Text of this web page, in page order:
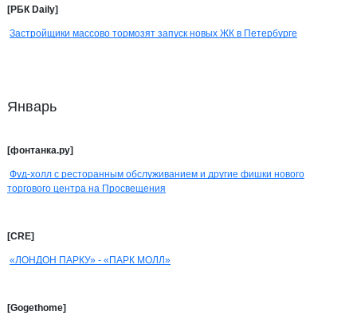
[РБК Daily]
Застройщики массово тормозят запуск новых ЖК в Петербурге
Январь
[фонтанка.ру]
Фуд-холл с ресторанным обслуживанием и другие фишки нового
торгового центра на Просвещения
[CRE]
«ЛОНДОН ПАРКУ» - «ПАРК МОЛЛ»
[Gogethome]